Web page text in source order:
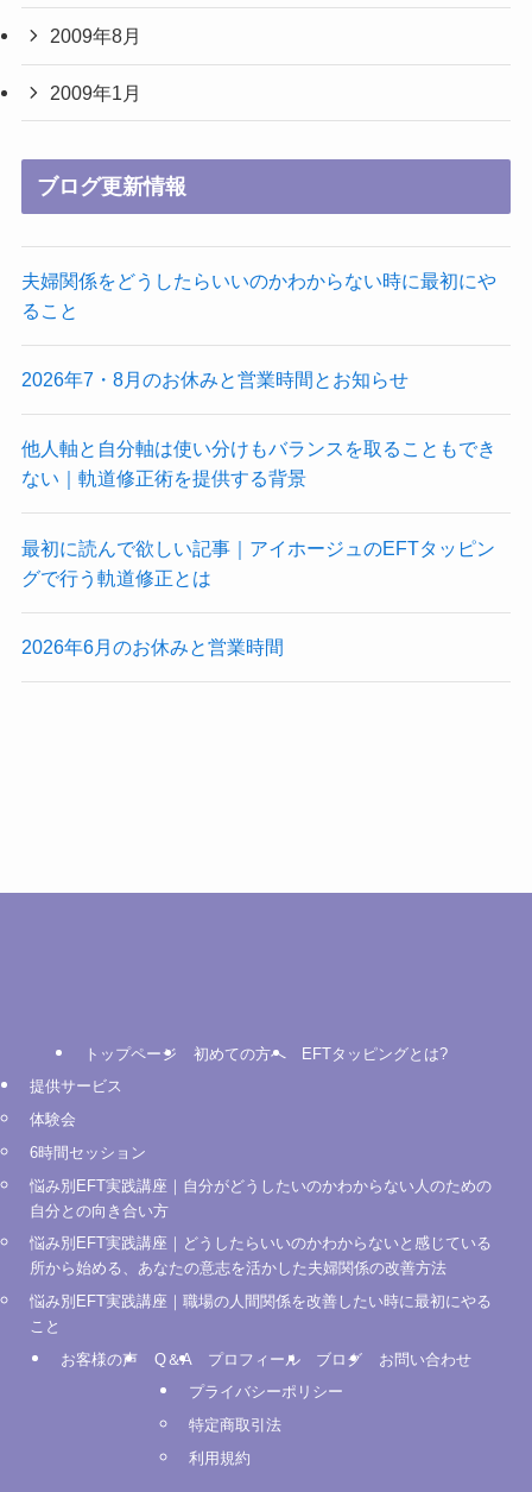
2009年8月
2009年1月
ブログ更新情報
夫婦関係をどうしたらいいのかわからない時に最初にや
ること
2026年7・8月のお休みと営業時間とお知らせ
他人軸と自分軸は使い分けもバランスを取ることもでき
ない｜軌道修正術を提供する背景
最初に読んで欲しい記事｜アイホージュのEFTタッピン
グで行う軌道修正とは
2026年6月のお休みと営業時間
トップページ 初めての方へ
EFTタッピングとは?
提供サービス
体験会
6時間セッション
悩み別EFT実践講座｜自分がどうしたいのかわからない人のための
自分との向き合い方
悩み別EFT実践講座｜どうしたらいいのかわからないと感じている
所から始める、あなたの意志を活かした夫婦関係の改善方法
悩み別EFT実践講座｜職場の人間関係を改善したい時に最初にやる
こと
お客様の声
Q＆A プロフィール ブログ
お問い合わせ
プライバシーポリシー
特定商取引法
利用規約